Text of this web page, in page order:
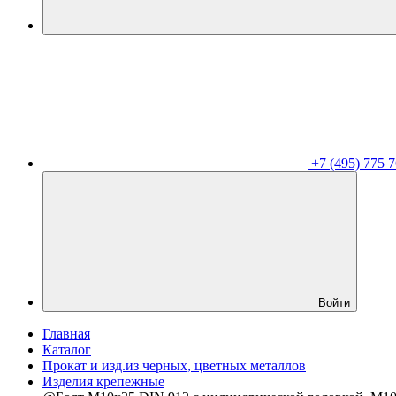
+7 (495) 775
Войти
Главная
Каталог
Прокат и изд.из черных, цветных металлов
Изделия крепежные